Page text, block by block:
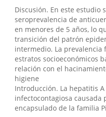
Discusión. En este estudio
seroprevalencia de
en menores de 5 años, lo
transición del patrón
intermedio. La prevalencia
estratos socioeconómicos
relación con el
higiene
Introducción. La hepatitis
infectocontagiosa causada
encapsulado de la familia